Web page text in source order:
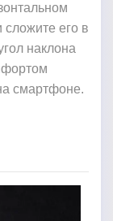
его в
наклона
смартфоне.